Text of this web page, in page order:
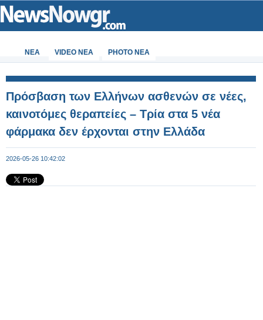
ΝΕΑ VIDEO NEA PHOTO NEA
Πρόσβαση των Ελλήνων ασθενών σε νέες,
καινοτόμες θεραπείες – Τρία στα 5 νέα
φάρμακα δεν έρχονται στην Ελλάδα
2026-05-26 10:42:02